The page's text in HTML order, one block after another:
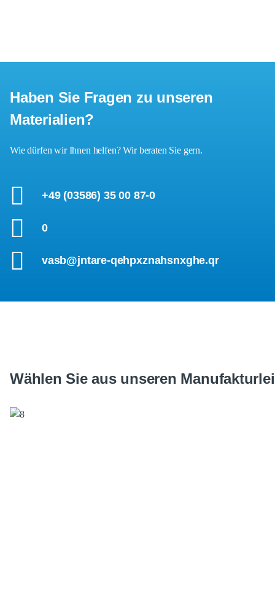
Haben Sie Fragen zu unseren
Materialien?
Wie dürfen wir Ihnen helfen? Wir beraten Sie gern.
+49 (03586) 35 00 87-0
0
vasb@jntare-qehpxznahsnxghe.qr
Wählen Sie aus unseren